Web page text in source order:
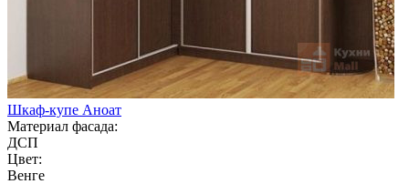
Шкаф-купе Аноат
Материал фасада:
ДСП
Цвет:
Венге